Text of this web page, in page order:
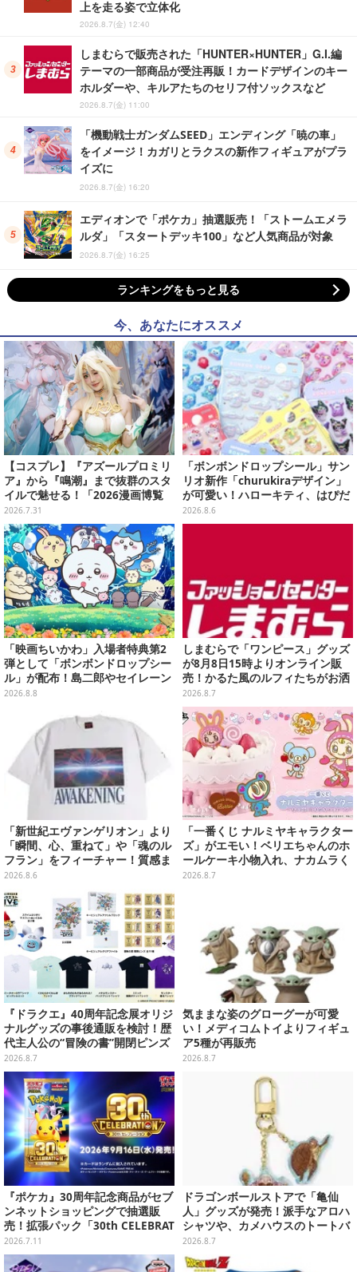
上を走る姿で立体化
2026.8.7(金) 12:40
しまむらで販売された「HUNTER×HUNTER」G.I.編
テーマの一部商品が受注再販！カードデザインのキー
ホルダーや、キルアたちのセリフ付ソックスなど
2026.8.7(金) 11:00
「機動戦士ガンダムSEED」エンディング「暁の車」
をイメージ！カガリとラクスの新作フィギュアがプラ
イズに
2026.8.7(金) 16:20
エディオンで「ポケカ」抽選販売！「ストームエメラ
ルダ」「スタートデッキ100」など人気商品が対象
2026.8.7(金) 16:25
ランキングをもっと見る
今、あなたにオススメ
【コスプレ】『アズールプロミリ
ア』から『鳴潮』まで抜群のスタ
イルで魅せる！「2026漫画博覧
会」百花繚乱の台湾美女12選【写
真37枚】
2026.7.31
「ボンボンドロップシール」サン
リオ新作「churukiraデザイン」
が可愛い！ハローキティ、はぴだ
んぶいなど全8種類が順次展開
2026.8.6
「映画ちいかわ」入場者特典第2
弾として「ボンボンドロップシー
ル」が配布！島二郎やセイレーン
はもちろん、人魚のウロコまで…
2026.8.8
しまむらで「ワンピース」グッズ
が8月8日15時よりオンライン販
売！かるた風のルフィたちがお洒
落なバッグや、チョッパーが可愛
いサンダルも
2026.8.7
「新世紀エヴァンゲリオン」より
「瞬間、心、重ねて」や「魂のル
フラン」をフィーチャー！質感ま
でこだわった高級Tシャツが8月7
日発売
2026.8.6
「一番くじ ナルミヤキャラクター
ズ」がエモい！ベリエちゃんのホ
ールケーキ小物入れ、ナカムラく
んのマスコットなどがズラリ
2026.8.7
『ドラクエ』40周年記念展オリジ
ナルグッズの事後通販を検討！歴
代主人公の“冒険の書”開閉ピンズ
をはじめ、ユニークなＴシャツや
雑貨など
2026.8.7
気ままな姿のグローグーが可愛
い！メディコムトイよりフィギュ
ア5種が再販売
2026.8.7
『ポケカ』30周年記念商品がセブ
ンネットショッピングで抽選販
売！拡張パック「30th CELEBRAT
ION」と「エーフィ・ブラッキー
セット」が対象
2026.7.11
ドラゴンボールストアで「亀仙
人」グッズが発売！派手なアロハ
シャツや、カメハウスのトートバ
ッグなど夏らしいアイテムがズラ
リ
2026.8.7